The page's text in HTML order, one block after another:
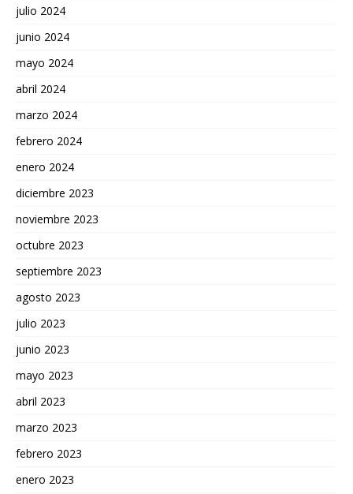
julio 2024
junio 2024
mayo 2024
abril 2024
marzo 2024
febrero 2024
enero 2024
diciembre 2023
noviembre 2023
octubre 2023
septiembre 2023
agosto 2023
julio 2023
junio 2023
mayo 2023
abril 2023
marzo 2023
febrero 2023
enero 2023